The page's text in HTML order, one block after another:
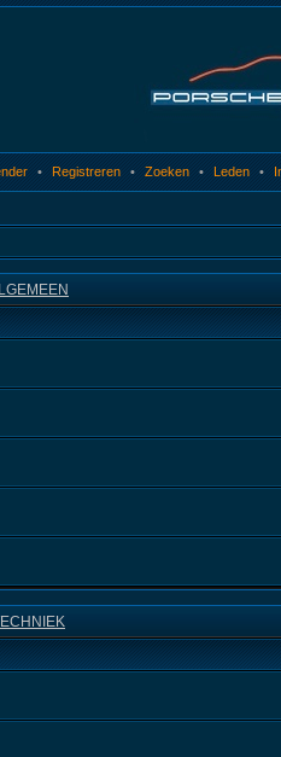
• Registreren • Zoeken • Leden •